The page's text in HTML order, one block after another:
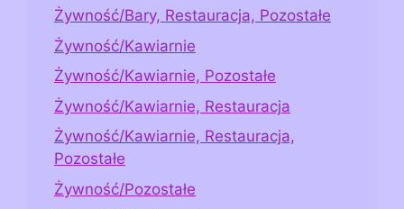
Żywność/Bary, Restauracja, Pozostałe
Żywność/Kawiarnie
Żywność/Kawiarnie, Pozostałe
Żywność/Kawiarnie, Restauracja
Żywność/Kawiarnie, Restauracja,
Pozostałe
Żywność/Pozostałe